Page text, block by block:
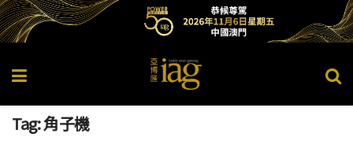
Tag:角子機